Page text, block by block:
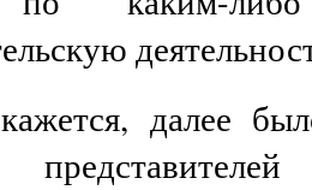
далее
представителей